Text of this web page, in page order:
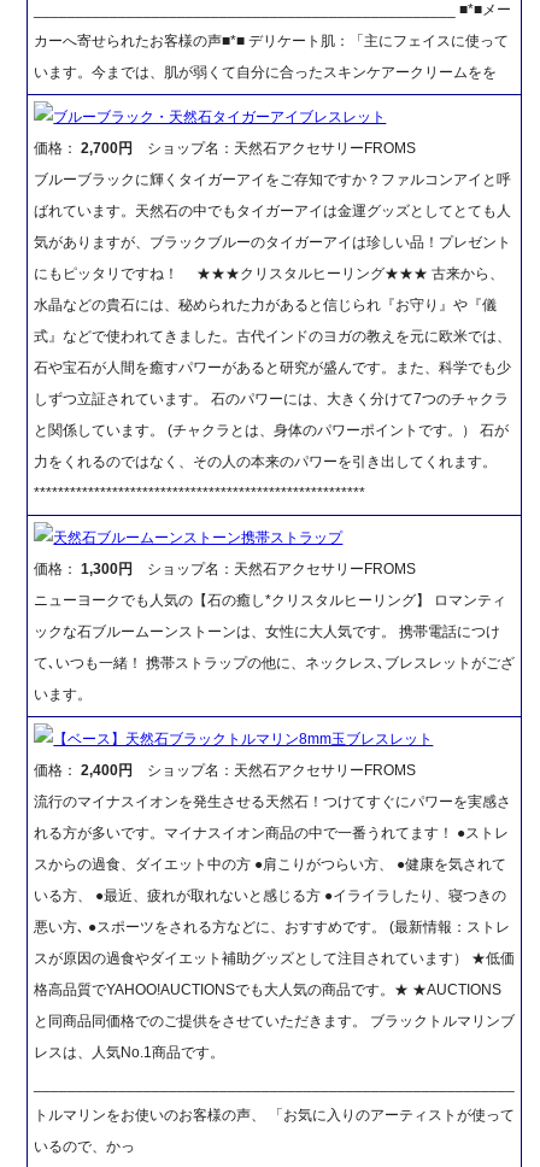
__________________________________________________ ■*■メー
カーへ寄せられたお客様の声■*■ デリケート肌：「主にフェイスに使って
います。今までは、肌が弱くて自分に合ったスキンケアークリームをを
ブルーブラック・天然石タイガーアイブレスレット
価格：2,700円
ショップ名：天然石アクセサリーFROMS
ブルーブラックに輝くタイガーアイをご存知ですか？ファルコンアイと呼
ばれています。天然石の中でもタイガーアイは金運グッズとしてとても人
気がありますが、ブラックブルーのタイガーアイは珍しい品！プレゼント
にもピッタリですね！ ★★★クリスタルヒーリング★★★ 古来から、
水晶などの貴石には、秘められた力があると信じられ『お守り』や『儀
式』などで使われてきました。古代インドのヨガの教えを元に欧米では、
石や宝石が人間を癒すパワーがあると研究が盛んです。また、科学でも少
しずつ立証されています。 石のパワーには、大きく分けて7つのチャクラ
と関係しています。 (チャクラとは、身体のパワーポイントです。） 石が
力をくれるのではなく、その人の本来のパワーを引き出してくれます。
*******************************************************
天然石ブルームーンストーン携帯ストラップ
価格：1,300円
ショップ名：天然石アクセサリーFROMS
ニューヨークでも人気の【石の癒し*クリスタルヒーリング】 ロマンティ
ックな石ブルームーンストーンは、女性に大人気です。 携帯電話につけ
て､いつも一緒！ 携帯ストラップの他に、ネックレス､ブレスレットがござ
います。
【ベース】天然石ブラックトルマリン8mm玉ブレスレット
価格：2,400円
ショップ名：天然石アクセサリーFROMS
流行のマイナスイオンを発生させる天然石！つけてすぐにパワーを実感さ
れる方が多いです。マイナスイオン商品の中で一番うれてます！ ●ストレ
スからの過食、ダイエット中の方 ●肩こりがつらい方、 ●健康を気されて
いる方、 ●最近、疲れが取れないと感じる方 ●イライラしたり、寝つきの
悪い方､ ●スポーツをされる方などに、おすすめです。 (最新情報：ストレ
スが原因の過食やダイエット補助グッズとして注目されています） ★低価
格高品質でYAHOO!AUCTIONSでも大人気の商品です。★ ★AUCTIONS
と同商品同価格でのご提供をさせていただきます。 ブラックトルマリンブ
レスは、人気No.1商品です。
トルマリンをお使いのお客様の声、 「お気に入りのアーティストが使って
いるので、かっ